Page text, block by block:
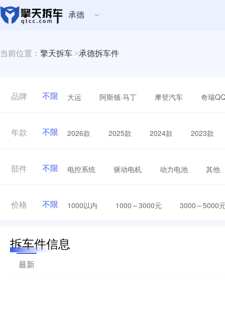
承德
当前位置： 擎天拆车 >承德拆车件
品牌 不限 大运 阿斯顿·马丁 摩登汽车 奇瑞
年款 不限 2026款 2025款 2024款 2023款
部件 不限 电控系统 驱动电机 动力电池 其他
价格 不限 1000以内 1000～3000元 3000～5000
拆车件信息
最新